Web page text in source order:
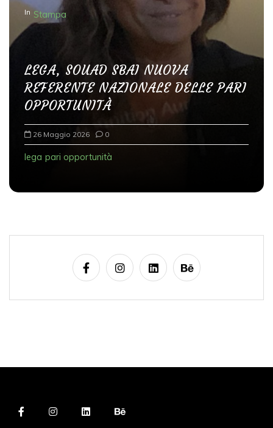
In Stampa
LEGA, SOUAD SBAI NUOVA
REFERENTE NAZIONALE DELLE PARI
OPPORTUNITÀ
26 Maggio 2026 0
lega pari opportunità